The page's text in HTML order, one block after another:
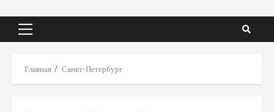
Основное
Главная Санкт-Петербург